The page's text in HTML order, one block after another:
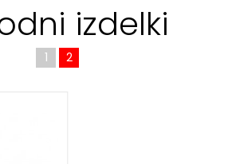
izdelki
1 2